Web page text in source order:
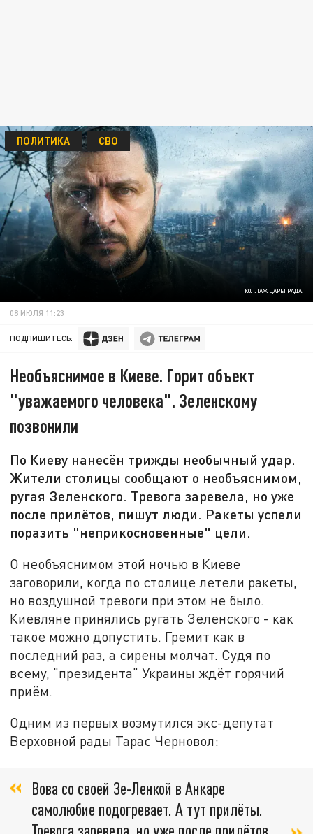
КОЛЛАЖ ЦАРЬГРАДА.
ПОЛИТИКА СВО
08 ИЮЛЯ 11:23
ПОДПИШИТЕСЬ:
Необъяснимое в Киеве. Горит объект
"уважаемого человека". Зеленскому
позвонили
По Киеву нанесён трижды необычный удар.
Жители столицы сообщают о необъяснимом,
ругая Зеленского. Тревога заревела, но уже
после прилётов, пишут люди. Ракеты успели
поразить "неприкосновенные" цели.
О необъяснимом этой ночью в Киеве
заговорили, когда по столице летели ракеты,
но воздушной тревоги при этом не было.
Киевляне принялись ругать Зеленского - как
такое можно допустить. Гремит как в
последний раз, а сирены молчат. Судя по
всему, "президента" Украины ждёт горячий
приём.
Одним из первых возмутился экс-депутат
Верховной рады Тарас Черновол:
Вова со своей Зе-Ленкой в Анкаре
самолюбие подогревает. А тут прилёты.